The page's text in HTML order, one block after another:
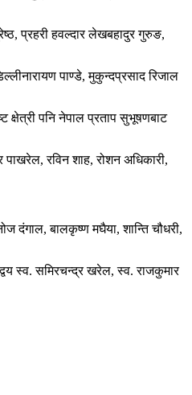
प्रहरी हवल्दार लेखबहादुर गुरुङ,
पाण्डे, मुकुन्दप्रसाद रिजाल
क्षेत्री पनि नेपाल प्रताप सुभूषणबाट
पाखरेल, रविन शाह, रोशन अधिकारी,
दंगाल, बालकृष्ण मघैया, शान्ति चौधरी,
स्व. समिरचन्द्र खरेल, स्व. राजकुमार